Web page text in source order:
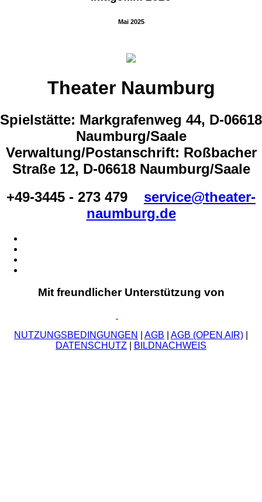
Mai 2025
Theater Naumburg
Spielstätte: Markgrafenweg 44, D-06618
Naumburg/Saale
Verwaltung/Postanschrift: Roßbacher
Straße 12, D-06618 Naumburg/Saale
+49-3445 - 273 479
service@theater-
naumburg.de
Mit freundlicher Unterstützung von
NUTZUNGSBEDINGUNGEN AGB AGB (OPEN AIR)
DATENSCHUTZ
BILDNACHWEIS